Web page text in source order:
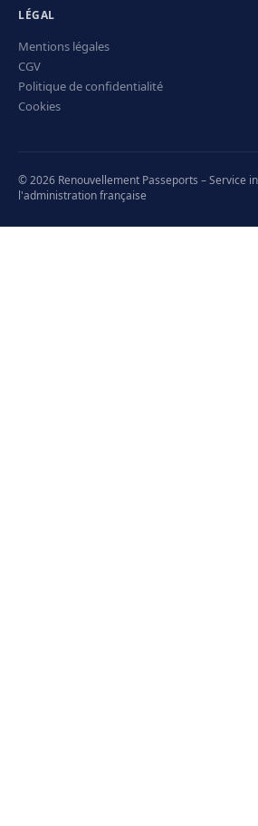
LÉGAL
Mentions légales
CGV
Politique de confidentialité
Cookies
© 2026 Renouvellement Passeports – Service
l'administration française